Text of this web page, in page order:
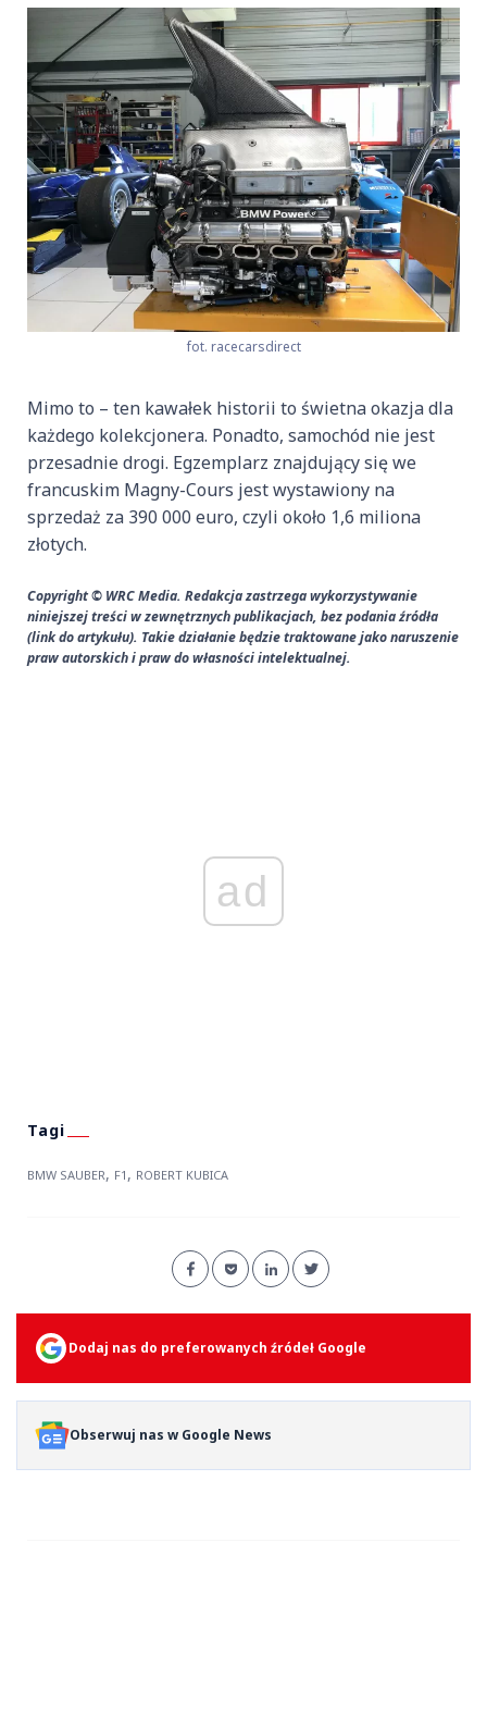
fot. racecarsdirect
Mimo to – ten kawałek historii to świetna okazja dla
każdego kolekcjonera. Ponadto, samochód nie jest
przesadnie drogi. Egzemplarz znajdujący się we
francuskim Magny-Cours jest wystawiony na
sprzedaż za 390 000 euro, czyli około 1,6 miliona
złotych.
Copyright © WRC Media. Redakcja zastrzega wykorzystywanie
niniejszej treści w zewnętrznych publikacjach, bez podania źródła
(link do artykułu). Takie działanie będzie traktowane jako naruszenie
praw autorskich i praw do własności intelektualnej.
ad
BMW SAUBER, F1 , ROBERT KUBICA
Dodaj nas do preferowanych źródeł Google
Obserwuj nas w Google News